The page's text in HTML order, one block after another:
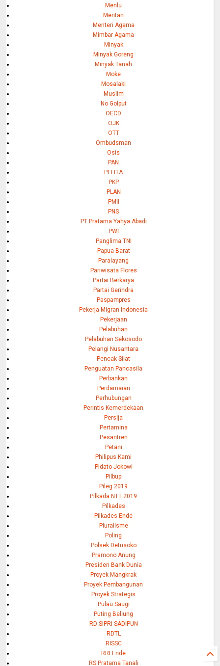
Menlu
Mentan
Menteri Agama
Mimbar Agama
Minyak
Minyak Goreng
Minyak Tanah
Moke
Mosalaki
Muslim
No Golput
OECD
OJK
OTT
Ombudsman
Osis
PAN
PELITA
PKP
PLAN
PMII
PNS
PT Pratama Yahya Abadi
PWI
Panglima TNI
Papua Barat
Paralayang
Pariwisata Flores
Partai Berkarya
Partai Gerindra
Paspampres
Pekerja Migran Indonesia
Pekerjaan
Pelabuhan
Pelabuhan Sekosodo
Pelangi Nusantara
Pencak Silat
Penguatan Pancasila
Perbankan
Perdamaian
Perhubungan
Perintis Kemerdekaan
Persija
Pertamina
Pesantren
Petani
Philipus Kami
Pidato Jokowi
Pilbup
Pileg 2019
Pilkada NTT 2019
Pilkades
Pilkades Ende
Pluralisme
Poling
Polsek Detusoko
Pramono Anung
Presiden Bank Dunia
Proyek Mangkrak
Proyek Pembangunan
Proyek Strategis
Pulau Saugi
Puting Beliung
RD SIPRI SADIPUN
RDTL
RISSC
RRI Ende
RS Pratama Tanali